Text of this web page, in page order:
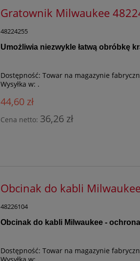
Gratownik Milwaukee
48224255
Umożliwia niezwykle łatwą obróbkę
Dostępność: Towar na magazynie
Wysyłka w: .
44,60 zł
Cena netto: 36,26 zł
Obcinak do kabli
48226104
Obcinak do kabli Milwaukee -
Dostępność: Towar na magazynie